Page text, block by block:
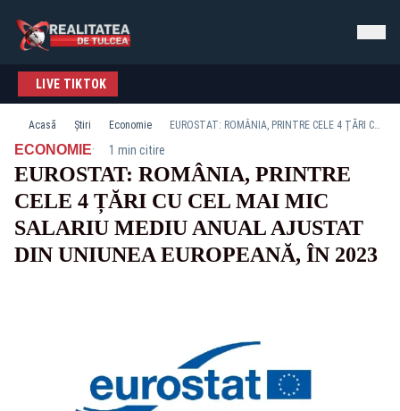
LIVE TIKTOK
Acasă Știri Economie EUROSTAT: ROMÂNIA, PRINTRE CELE 4 ȚĂRI CU CEL MAI MIC SALARIU MEDIU ANUAL AJUSTAT DIN UNIUNEA EUROPEANĂ, ÎN 2023
ECONOMIE· 1 min citire
EUROSTAT: ROMÂNIA, PRINTRE
CELE 4 ȚĂRI CU CEL MAI MIC
SALARIU MEDIU ANUAL AJUSTAT
DIN UNIUNEA EUROPEANĂ, ÎN 2023